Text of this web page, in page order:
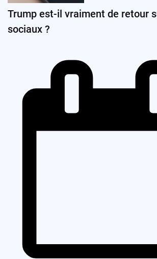
Trump est-il vraiment de retour
sociaux ?